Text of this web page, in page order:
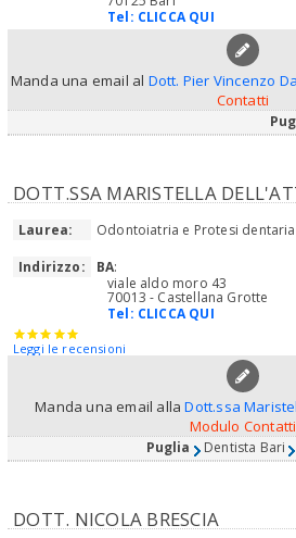
Tel: CLICCA QUI
Manda una email al Dott. Pier Vincenzo
Contatti
DOTT.SSA MARISTELLA
Laurea:
Odontoiatria e Protesi dentaria
Indirizzo:
BA:
viale aldo moro 43
70013 - Castellana Grotte
Tel: CLICCA QUI
Leggi le recensioni
Manda una email allaDott.ssa
Modulo Contatti
Puglia Dentista Bari
DOTT. NICOLA BRESCIA